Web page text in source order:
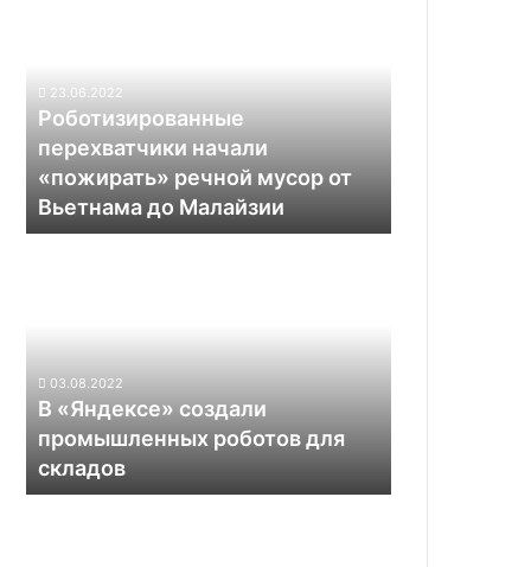
мусор
Вьетнама
до
Малайзии
23.06.2022
Роботизированные
перехватчики начали
«пожирать» речной мусор от
Вьетнама до Малайзии
складов
03.08.2022
В «Яндексе» создали
промышленных роботов для
складов